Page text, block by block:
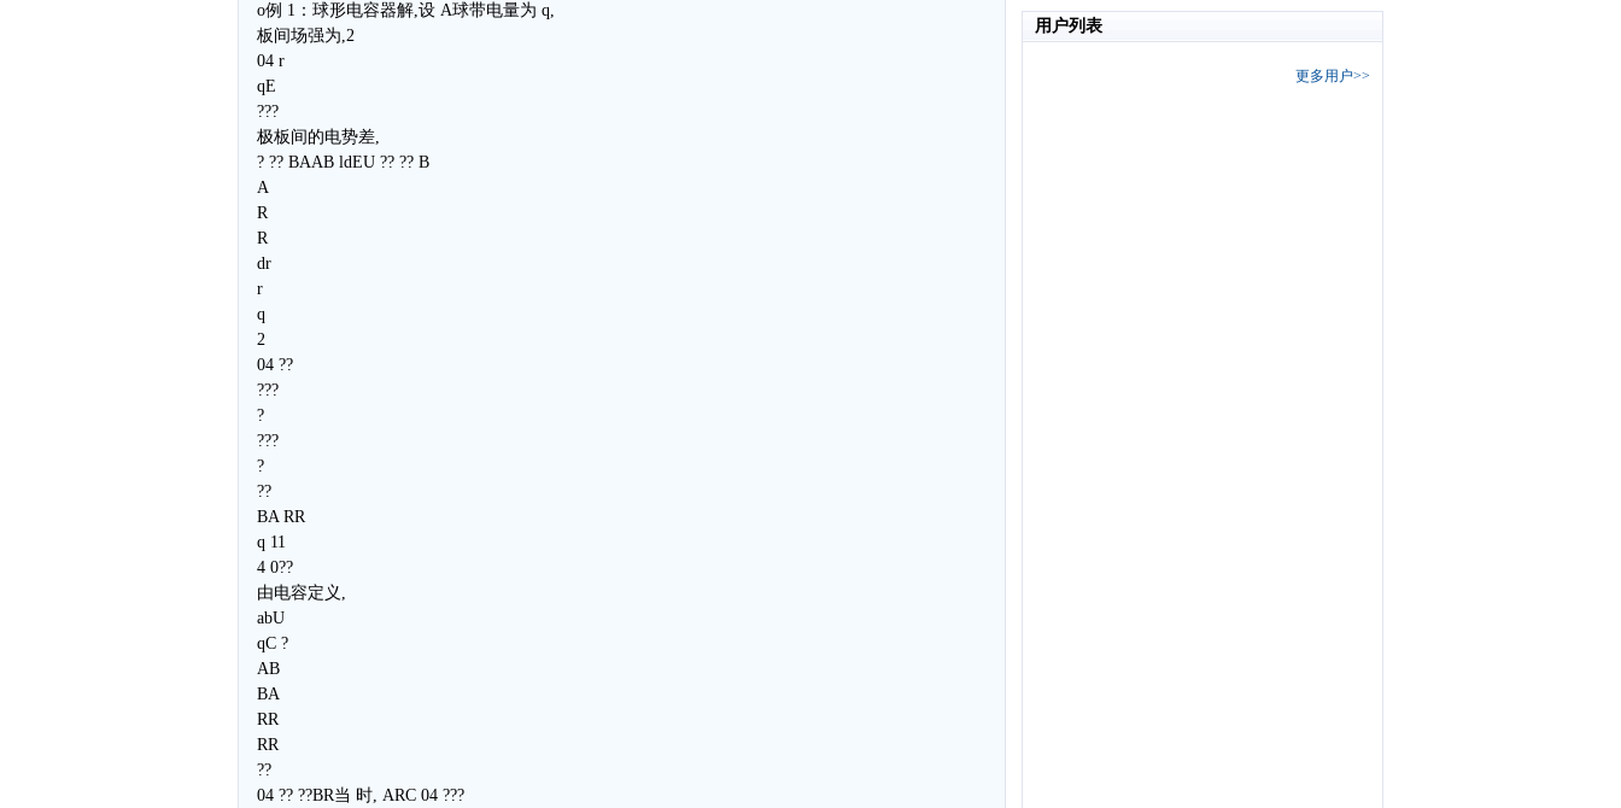
o例 1：球形电容器解,设 A球带电量为 q,
板间场强为,2
04 r
qE
???
极板间的电势差,
? ?? BAAB ldEU ?? ?? B
A
R
R
dr
r
q
2
04 ??
???
?
???
?
??
BA RR
q 11
4 0??
由电容定义,
abU
qC ?
AB
BA
RR
RR
??
04 ?? ??BR当 时, ARC 04 ???
用户列表
更多用户>>